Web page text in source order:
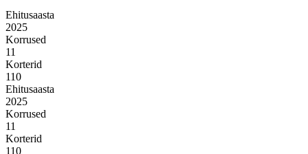
Ehitusaasta
2025
Korrused
11
Korterid
110
Ehitusaasta
2025
Korrused
11
Korterid
110